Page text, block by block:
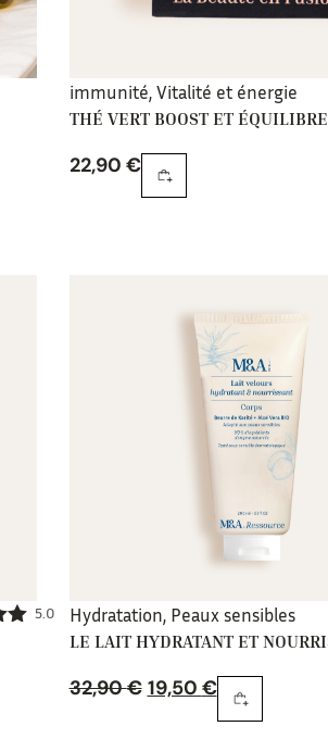
immunité,Vitalité et énergie
THÉ VERT BOOST ET ÉQUILIBRE
22,90 €
5.0 Hydratation, Peaux sensibles
LE LAIT HYDRATANT ET
32,90€ 19,50 €